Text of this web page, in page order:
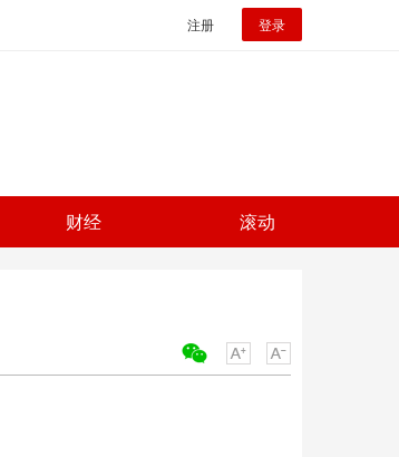
注册 登录
财经 滚动